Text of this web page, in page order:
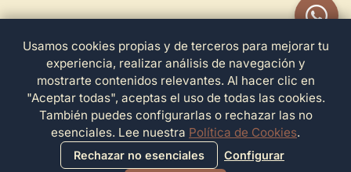
Usamos cookies propias y de terceros para mejorar tu
experiencia, realizar análisis de navegación y
mostrarte contenidos relevantes. Al hacer clic en
"Aceptar todas", aceptas el uso de todas las cookies.
También puedes configurarlas o rechazar las no
esenciales. Lee nuestra Política de Cookies.
Rechazar no esenciales
Configurar